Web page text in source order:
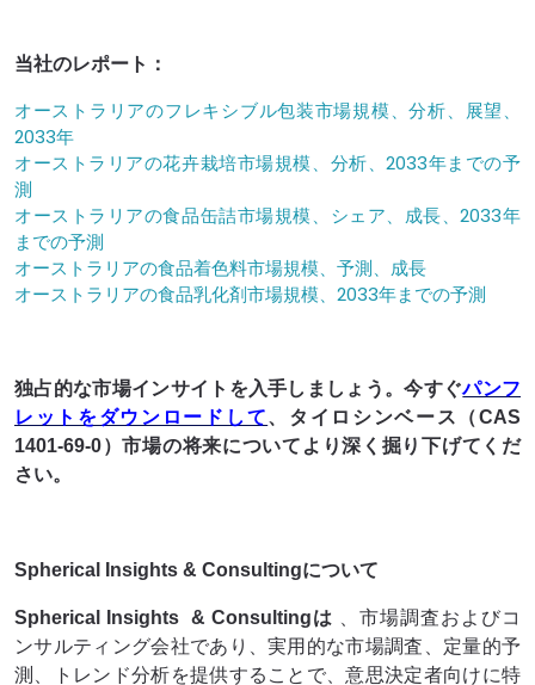
当社のレポート：
オーストラリアのフレキシブル包装市場規模、分析、展望、
2033年
オーストラリアの花卉栽培市場規模、分析、2033年までの予
測
オーストラリアの食品缶詰市場規模、シェア、成長、2033年
までの予測
オーストラリアの食品着色料市場規模、予測、成長
オーストラリアの食品乳化剤市場規模、2033年までの予測
独占的な市場インサイトを入手しましょう。今すぐパンフ
レットをダウンロードして、タイロシンベース（CAS
1401-69-0）市場の将来についてより深く掘り下げてくだ
さい。
Spherical Insights & Consultingについて
Spherical Insights & Consultingは
、市場調査およびコ
ンサルティング会社であり、実用的な市場調査、定量的予
測、トレンド分析を提供することで、意思決定者向けに特